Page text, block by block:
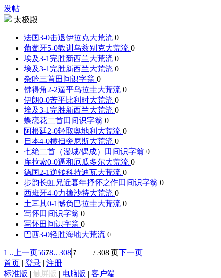
发帖
太极殿
法国3-0击退伊拉克大荒流 0
葡萄牙5-0教训乌兹别克大荒流 0
埃及3-1完胜新西兰大荒流 0
埃及3-1完胜新西兰大荒流 0
杂吟三首田间识字翁 0
佛得角2-2逼平乌拉圭大荒流 0
伊朗0-0苦平比利时大荒流 0
埃及3-1完胜新西兰大荒流 0
蝶恋花二首田间识字翁 0
阿根廷2-0轻取奥地利 大荒流 0
日本4-0横扫突尼斯大荒流 0
七绝二首（漫城/偶成）
田间识字翁 0
库拉索0-0逼和厄瓜多尔大荒流 0
德国2-1逆转科特迪瓦大荒流 0
步韵长虹兄近暮年抒怀之作田间识字翁 0
西班牙4-0力擒沙特大荒流 0
土耳其0-1憾负巴拉圭大荒流 0
写怀田间识字翁 0
写怀田间识字翁 0
巴西3-0轻胜海地大荒流 0
1 .. 上一页5678.. 308 / 308 页下一页
首页 | 登录 | 注册
标准版 | 触屏版 | 电脑版 | 客户端